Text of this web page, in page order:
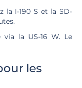
la I-190 S et la SD-
via la US-16 W. Le
les